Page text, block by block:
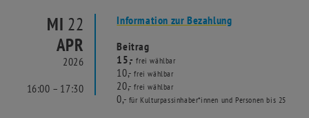
MI 22
APR
2026
16:00 – 17:30
Information zur Bezahlung
Beitrag
15,- frei wählbar
10,-frei wählbar
20,-frei wählbar
0,- für Kulturpassinhaber*innen und Personen bis 25